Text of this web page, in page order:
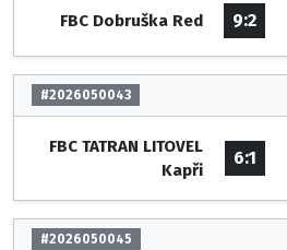
FBC Dobruška Red 9:2
#2026050043
FBC TATRAN LITOVEL
Kapři
6:1
#2026050045